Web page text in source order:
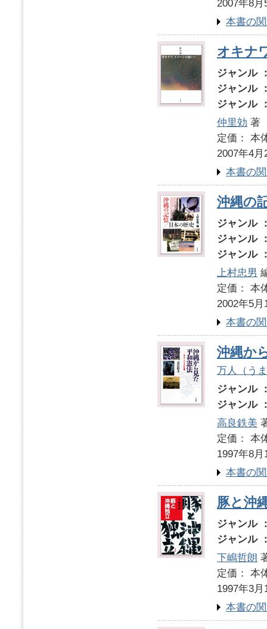
2007年8月
本書の
オキナ
ジャンル
ジャンル
ジャンル
仲里効 著
定価：
2007年4月
本書の
沖縄の
ジャンル
ジャンル
ジャンル
上村忠男
定価：
2002年5月
本書の
沖縄か
万人（う
ジャンル
ジャンル
高良鉄美
定価：
1997年8月
本書の
豚と沖
ジャンル
ジャンル
下嶋哲朗
定価：
1997年3月
本書の